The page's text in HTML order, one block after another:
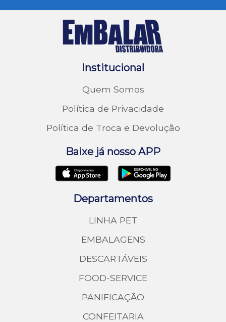
Institucional
Quem Somos
Política de Privacidade
Política de Troca e Devolução
Baixe já nosso APP
Departamentos
LINHA PET
EMBALAGENS
DESCARTÁVEIS
FOOD-SERVICE
PANIFICAÇÃO
CONFEITARIA